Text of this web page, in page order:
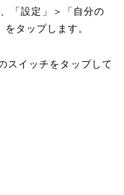
「設定」＞「自分の
タップします。
スイッチをタップして